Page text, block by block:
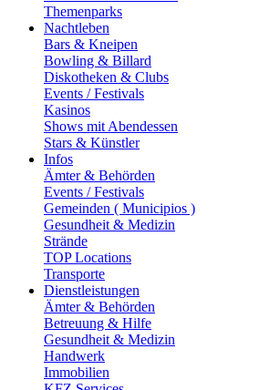
Themenparks
Nachtleben
Bars & Kneipen
Bowling & Billard
Diskotheken & Clubs
Events / Festivals
Kasinos
Shows mit Abendessen
Stars & Künstler
Infos
Ämter & Behörden
Events / Festivals
Gemeinden ( Municipios )
Gesundheit & Medizin
Strände
TOP Locations
Transporte
Dienstleistungen
Ämter & Behörden
Betreuung & Hilfe
Gesundheit & Medizin
Handwerk
Immobilien